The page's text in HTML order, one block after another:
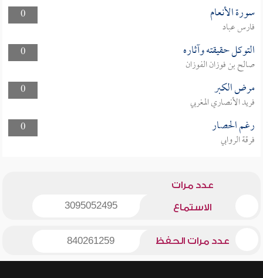
0
سورة الأنعام
فارس عباد
0
التوكل حقيقته وآثاره
صالح بن فوزان الفوزان
0
مرض الكبر
فريد الأنصاري المغربي
0
رغم الحصار
فرقة الروابي
عدد مرات
الاستماع 3095052495
عدد مرات الحفظ 840261259